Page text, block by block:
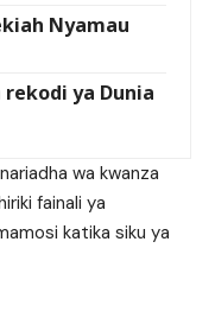
Nyamau
rekodi ya Dunia
wa kwanza
fainali ya
katika siku ya